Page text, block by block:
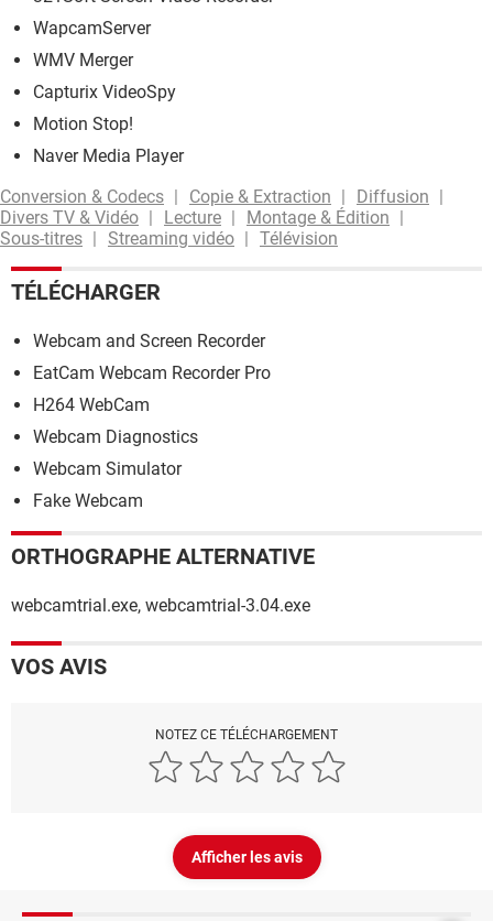
WapcamServer
WMV Merger
Capturix VideoSpy
Motion Stop!
Naver Media Player
Conversion & Codecs
Copie & Extraction
Diffusion
Divers TV & Vidéo
Lecture
Montage & Édition
Sous-titres
Streaming vidéo Télévision
TÉLÉCHARGER
Webcam and Screen Recorder
EatCam Webcam Recorder Pro
H264 WebCam
Webcam Diagnostics
Webcam Simulator
Fake Webcam
ORTHOGRAPHE ALTERNATIVE
webcamtrial.exe, webcamtrial-3.04.exe
VOS AVIS
NOTEZ CE TÉLÉCHARGEMENT
Afficher les avis